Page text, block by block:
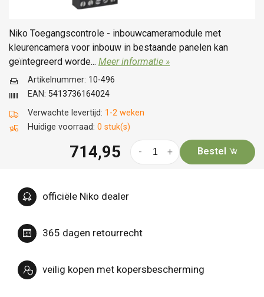
Niko Toegangscontrole - inbouwcameramodule met
kleurencamera voor inbouw in bestaande panelen kan
geïntegreerd worde... Meer informatie »
Verwachte levertijd: 1-2 weken
Huidige voorraad: 0 stuk(s)
Artikelnummer: 10-496
EAN: 5413736164024
714,95 +
- Bestel
officiële Niko dealer
365 dagen retourrecht
veilig kopen met kopersbescherming